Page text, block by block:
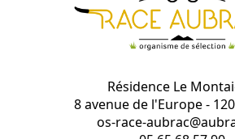
Résidence Le
8 avenue de l'Europe -
os-race-